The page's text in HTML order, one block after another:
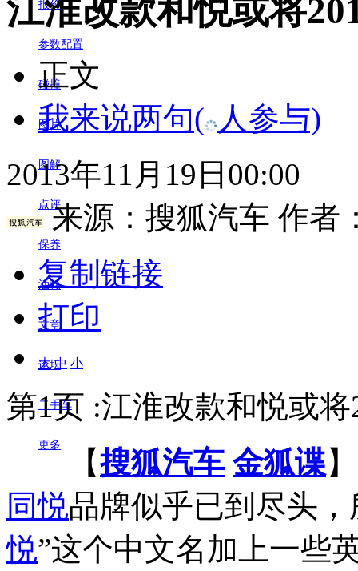
报价
参数配置
碰撞
图片
图解
点评
保养
油耗
文章
论坛
二手车
更多
江淮改款和悦或将
正文
我来说两句( 人参与)
2013年11月19日00:00
来源： 搜狐汽车 作者
复制链接
打印
大 中 小
第1页 :江淮改款和悦或
【搜狐汽车 金狐谍
同悦品牌似乎已到尽头
悦”这个中文名加上一些